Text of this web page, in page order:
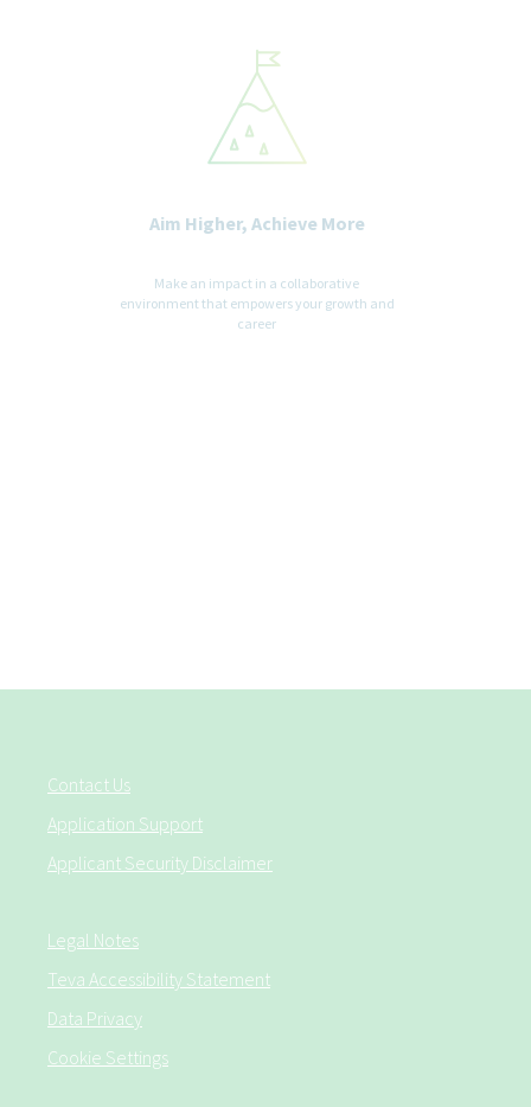
Aim Higher, Achieve More
Make an impact in a collaborative
environment that empowers your growth and
career
Contact Us
Application Support
Applicant Security Disclaimer
Legal Notes
Teva Accessibility Statement
Data Privacy
Cookie Settings